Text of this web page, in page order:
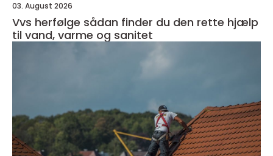
03. August 2026
Vvs herfølge sådan finder du den rette hjælp
til vand, varme og sanitet